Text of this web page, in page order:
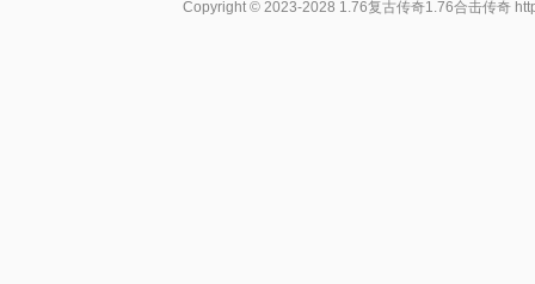
Copyright © 2023-2028 1.76复古传奇1.76合击传奇